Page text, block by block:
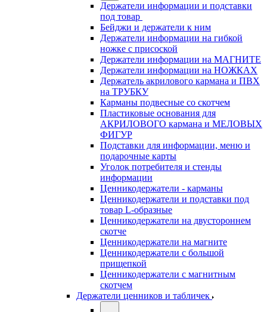
Держатели информации и подставки
под товар
Бейджи и держатели к ним
Держатели информации на гибкой
ножке с присоской
Держатели информации на МАГНИТЕ
Держатели информации на НОЖКАХ
Держатель акрилового кармана и ПВХ
на ТРУБКУ
Карманы подвесные со скотчем
Пластиковые основания для
АКРИЛОВОГО кармана и МЕЛОВЫХ
ФИГУР
Подставки для информации, меню и
подарочные карты
Уголок потребителя и стенды
информации
Ценникодержатели - карманы
Ценникодержатели и подставки под
товар L-образные
Ценникодержатели на двустороннем
скотче
Ценникодержатели на магните
Ценникодержатели с большой
прищепкой
Ценникодержатели с магнитным
скотчем
Держатели ценников и табличек